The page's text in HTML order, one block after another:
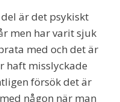
är det psykiskt
men har varit sjuk
med och det är
haft misslyckade
försök det är
någon när man